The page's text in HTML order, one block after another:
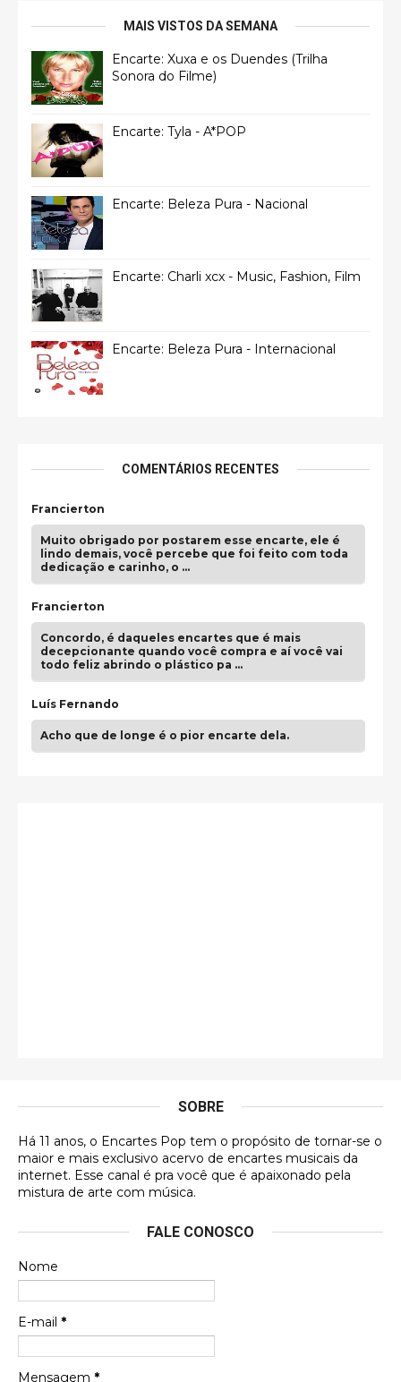
MAIS VISTOS DA SEMANA
Encarte: Xuxa e os Duendes (Trilha
Sonora do Filme)
Encarte: Tyla - A*POP
Encarte: Beleza Pura - Nacional
Encarte: Charli xcx - Music, Fashion, Film
Encarte: Beleza Pura - Internacional
COMENTÁRIOS RECENTES
Francierton
Muito obrigado por postarem esse encarte, ele é
lindo demais, você percebe que foi feito com toda
dedicação e carinho, o …
Francierton
Concordo, é daqueles encartes que é mais
decepcionante quando você compra e aí você vai
todo feliz abrindo o plástico pa …
Luís Fernando
Acho que de longe é o pior encarte dela.
DVD MIDINHO
Francierton
futuras aquisições, e olhando o encarte aqui, me
Francierton
Espero que tenham sentido minha falta, informo
que estou de volta para trazer mais contribuições
SOBRE
Há 11 anos, o Encartes Pop tem o propósito de tornar-se o
maior e mais exclusivo acervo de encartes musicais da
internet. Esse canal é pra você que é apaixonado pela
mistura de arte com música.
FALE CONOSCO
Nome
E-mail *
Mensagem *